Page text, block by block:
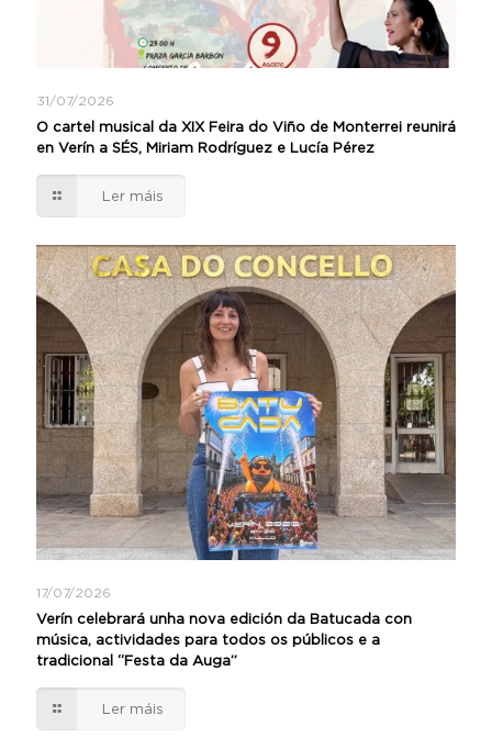
31/07/2026
O cartel musical da XIX Feira do Viño de Monterrei reunirá
en Verín a SÉS, Miriam Rodríguez e Lucía Pérez
Ler máis
17/07/2026
Verín celebrará unha nova edición da Batucada con
música, actividades para todos os públicos e a
tradicional “Festa da Auga”
Ler máis